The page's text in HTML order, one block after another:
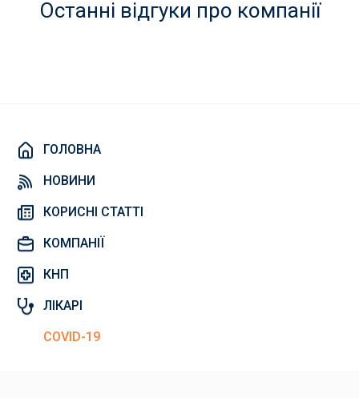
Останні відгуки про компанії
ГОЛОВНА
НОВИНИ
КОРИСНІ СТАТТІ
КОМПАНІЇ
КНП
ЛІКАРІ
COVID-19